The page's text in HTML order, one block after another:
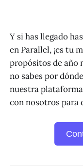
Y si has llegado
en Parallel, ¡es tu
propósitos de año
no sabes por
nuestra
con nosotros para